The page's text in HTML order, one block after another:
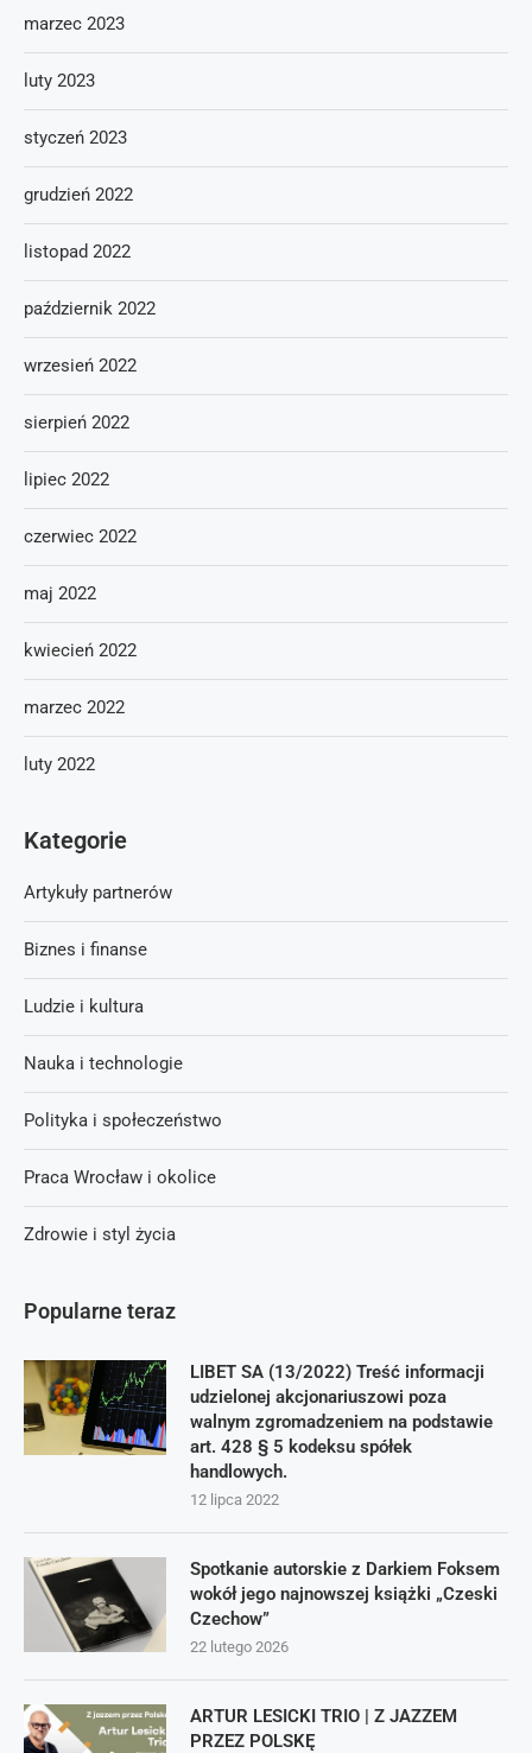
Popularne teraz
LIBET SA (13/2022) Treść informacji
udzielonej akcjonariuszowi poza
walnym zgromadzeniem na podstawie
art. 428 § 5 kodeksu spółek
handlowych.
12 lipca 2022
Spotkanie autorskie z Darkiem Foksem
wokół jego najnowszej książki „Czeski
Czechow”
22 lutego 2026
ARTUR LESICKI TRIO | Z JAZZEM
PRZEZ POLSKĘ
marzec 2023
luty 2023
styczeń 2023
grudzień 2022
listopad 2022
październik 2022
wrzesień 2022
sierpień 2022
lipiec 2022
czerwiec 2022
maj 2022
kwiecień 2022
marzec 2022
luty 2022
Kategorie
Artykuły partnerów
Biznes i finanse
Ludzie i kultura
Nauka i technologie
Polityka i społeczeństwo
Praca Wrocław i okolice
Zdrowie i styl życia